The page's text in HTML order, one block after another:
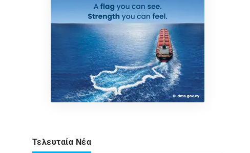
Τελευταία Νέα